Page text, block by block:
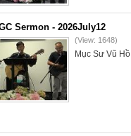
Sermon - 2026July12
(View: 1648)
Mục Sư Vũ Hồ